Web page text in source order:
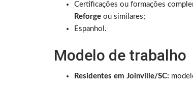
Certificações ou formações
Reforge ou similares;
Espanhol.
Modelo de trabalho
Residentes em Joinville/SC: